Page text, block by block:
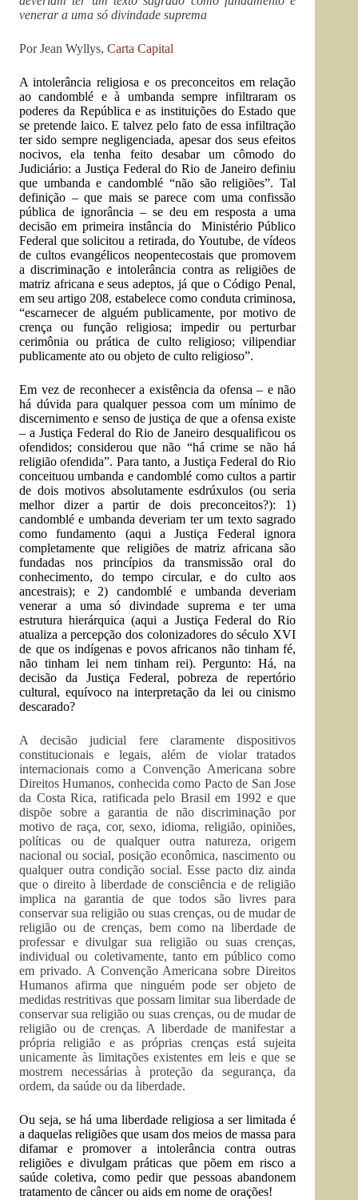
venerar a uma só divindade suprema
Por Jean Wyllys, Carta Capital
A intolerância religiosa e os preconceitos em relação
ao candomblé e à umbanda sempre infiltraram os
poderes da República e as instituições do Estado que
se pretende laico. E talvez pelo fato de essa infiltração
ter sido sempre negligenciada, apesar dos seus efeitos
nocivos, ela tenha feito desabar um cômodo do
Judiciário: a Justiça Federal do Rio de Janeiro definiu
que umbanda e candomblé “não são religiões”. Tal
definição – que mais se parece com uma confissão
pública de ignorância – se deu em resposta a uma
decisão em primeira instância do Ministério Público
Federal que solicitou a retirada, do Youtube, de vídeos
de cultos evangélicos neopentecostais que promovem
a discriminação e intolerância contra as religiões de
matriz africana e seus adeptos, já que o Código Penal,
em seu artigo 208, estabelece como conduta criminosa,
“escarnecer de alguém publicamente, por motivo de
crença ou função religiosa; impedir ou perturbar
cerimônia ou prática de culto religioso; vilipendiar
publicamente ato ou objeto de culto religioso”.
Em vez de reconhecer a existência da ofensa – e não
há dúvida para qualquer pessoa com um mínimo de
discernimento e senso de justiça de que a ofensa existe
– a Justiça Federal do Rio de Janeiro desqualificou os
ofendidos; considerou que não “há crime se não há
religião ofendida”. Para tanto, a Justiça Federal do Rio
conceituou umbanda e candomblé como cultos a partir
de dois motivos absolutamente esdrúxulos (ou seria
melhor dizer a partir de dois preconceitos?): 1)
candomblé e umbanda deveriam ter um texto sagrado
como fundamento (aqui a Justiça Federal ignora
completamente que religiões de matriz africana são
fundadas nos princípios da transmissão oral do
conhecimento, do tempo circular, e do culto aos
ancestrais); e 2) candomblé e umbanda deveriam
venerar a uma só divindade suprema e ter uma
estrutura hierárquica (aqui a Justiça Federal do Rio
atualiza a percepção dos colonizadores do século XVI
de que os indígenas e povos africanos não tinham fé,
não tinham lei nem tinham rei). Pergunto: Há, na
decisão da Justiça Federal, pobreza de repertório
cultural, equívoco na interpretação da lei ou cinismo
descarado?
A decisão judicial fere claramente dispositivos
constitucionais e legais, além de violar tratados
internacionais como a Convenção Americana sobre
Direitos Humanos, conhecida como Pacto de San Jose
da Costa Rica, ratificada pelo Brasil em 1992 e que
dispõe sobre a garantia de não discriminação por
motivo de raça, cor, sexo, idioma, religião, opiniões,
políticas ou de qualquer outra natureza, origem
nacional ou social, posição econômica, nascimento ou
qualquer outra condição social. Esse pacto diz ainda
que o direito à liberdade de consciência e de religião
implica na garantia de que todos são livres para
conservar sua religião ou suas crenças, ou de mudar de
religião ou de crenças, bem como na liberdade de
professar e divulgar sua religião ou suas crenças,
individual ou coletivamente, tanto em público como
em privado. A Convenção Americana sobre Direitos
Humanos afirma que ninguém pode ser objeto de
medidas restritivas que possam limitar sua liberdade de
conservar sua religião ou suas crenças, ou de mudar de
religião ou de crenças. A liberdade de manifestar a
própria religião e as próprias crenças está sujeita
unicamente às limitações existentes em leis e que se
mostrem necessárias à proteção da segurança, da
ordem, da saúde ou da liberdade.
Ou seja, se há uma liberdade religiosa a ser limitada é
a daquelas religiões que usam dos meios de massa para
difamar e promover a intolerância contra outras
religiões e divulgam práticas que põem em risco a
saúde coletiva, como pedir que pessoas abandonem
tratamento de câncer ou aids em nome de orações!